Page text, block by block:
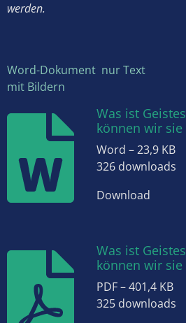
werden.
Word-Dokument nur Text
mit Bildern
Was ist
können wir
Word – 23,9 KB
326 downloads
Download
Was ist
können wir
PDF – 401,4 KB
325 downloads